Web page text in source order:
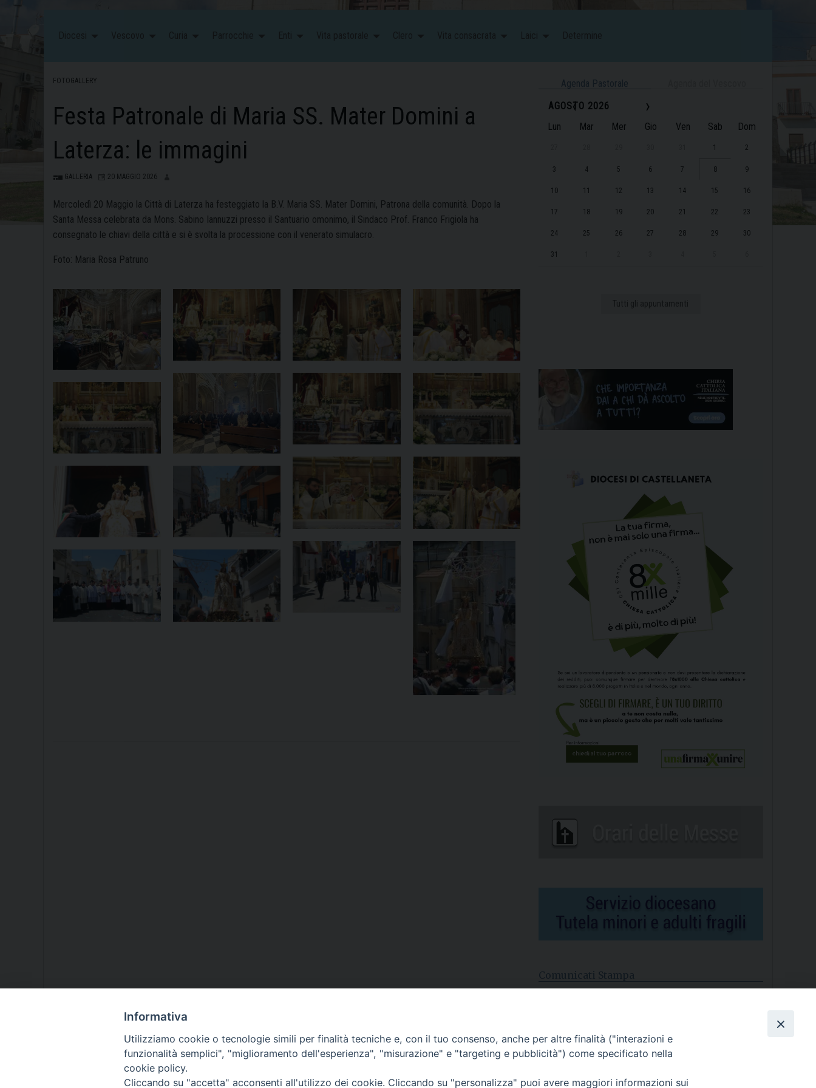
FOTOGALLERY
Festa Patronale di Maria SS. Mater Domini a
Laterza: le immagini
GALLERIA 20 MAGGIO 2026
Mercoledì 20 Maggio la Città di Laterza ha festeggiato la B.V. Maria SS. Mater Domini, Patrona della comunità. Dopo la
Santa Messa celebrata da Mons. Sabino Iannuzzi presso il Santuario omonimo, il Sindaco Prof. Franco Frigiola ha
consegnato le chiavi della città e si è svolta la processione con il venerato simulacro.
Foto: Maria Rosa Patruno
Agenda Pastorale
‹
AGOSTO 2026 ›
Lun Mar Mer Gio Ven Sab Dom
1 2
3 4 5 6 7 8 9
10 11 12 13 14 15 16
17 18 19 20 21 22 23
24 25 26 27 28 29 30
31
Comunicati Stampa
Nasce la Consulta Diocesana delle Aggregazioni Laicali di
Castellaneta
Archivio comunicati stampa
Informativa
Utilizziamo cookie o tecnologie simili per finalità tecniche e, con il tuo consenso, anche per altre finalità ("interazioni e
funzionalità semplici", "miglioramento dell'esperienza", "misurazione" e "targeting e pubblicità") come specificato nella
cookie policy.
Cliccando su "accetta" acconsenti all'utilizzo dei cookie. Cliccando su "personalizza" puoi avere maggiori informazioni sui